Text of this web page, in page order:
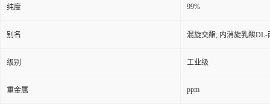
纯度 99%
别名 混旋交酯; 内消旋乳酸
级别 工业级
重金属 ppm